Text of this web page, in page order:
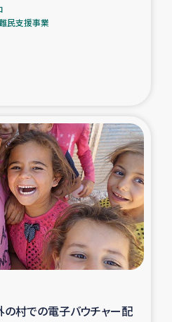
ャフナ県干物事業
なぐサリー・リサイクル・プロ
ェクト
興支援事業
教育事業
人道支援
民支援事業
の村での電子バウチャー配